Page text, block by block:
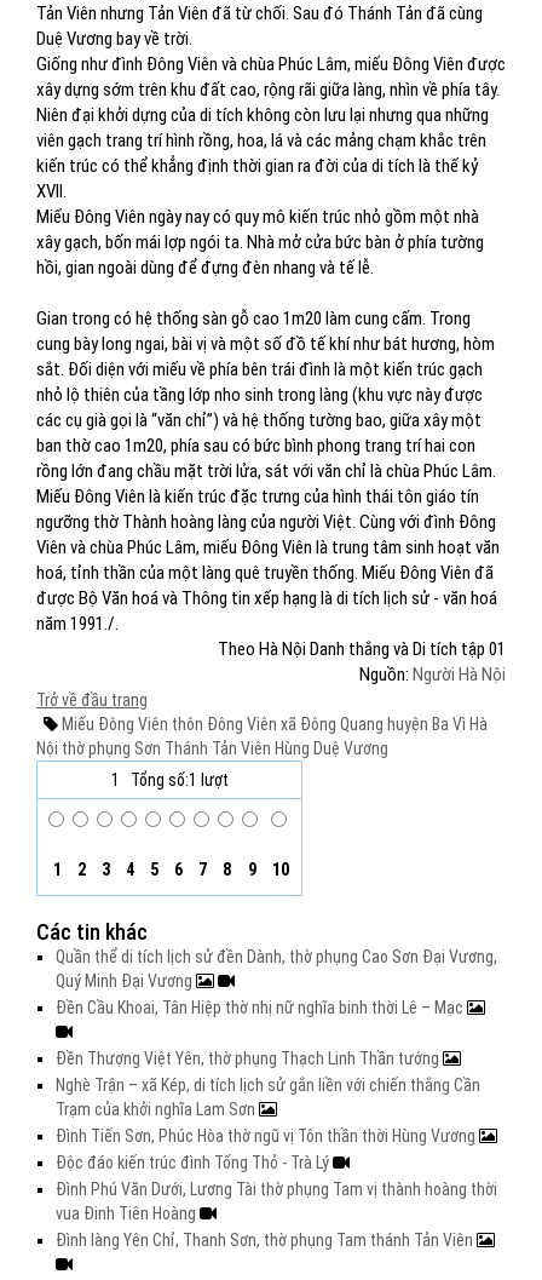
Tản Viên nhưng Tản Viên đã từ chối. Sau đó Thánh Tản đã cùng
Duệ Vương bay về trời.
Giống như đình Đông Viên và chùa Phúc Lâm, miếu Đông Viên được
xây dựng sớm trên khu đất cao, rộng rãi giữa làng, nhìn về phía tây.
Niên đại khởi dựng của di tích không còn lưu lại nhưng qua những
viên gạch trang trí hình rồng, hoa, lá và các mảng chạm khắc trên
kiến trúc có thể khẳng định thời gian ra đời của di tích là thế kỷ
XVII.
Miếu Đông Viên ngày nay có quy mô kiến trúc nhỏ gồm một nhà
xây gạch, bốn mái lợp ngói ta. Nhà mở cửa bức bàn ở phía tường
hồi, gian ngoài dùng để đựng đèn nhang và tế lễ.
Gian trong có hệ thống sàn gỗ cao 1m20 làm cung cấm. Trong
cung bày long ngai, bài vị và một số đồ tế khí như bát hương, hòm
sắt. Đối diện với miếu về phía bên trái đình là một kiến trúc gạch
nhỏ lộ thiên của tầng lớp nho sinh trong làng (khu vực này được
các cụ già gọi là “văn chỉ”) và hệ thống tường bao, giữa xây một
ban thờ cao 1m20, phía sau có bức bình phong trang trí hai con
rồng lớn đang chầu mặt trời lửa, sát với văn chỉ là chùa Phúc Lâm.
Miếu Đông Viên là kiến trúc đặc trưng của hình thái tôn giáo tín
ngưỡng thờ Thành hoàng làng của người Việt. Cùng với đình Đông
Viên và chùa Phúc Lâm, miếu Đông Viên là trung tâm sinh hoạt văn
hoá, tỉnh thần của một làng quê truyền thống. Miếu Đông Viên đã
được Bộ Văn hoá và Thông tin xếp hạng là di tích lịch sử - văn hoá
năm 1991./.
Theo Hà Nội Danh thắng và Di tích tập 01
Nguồn: Người Hà Nội
Trở về đầu trang
Miếu Đông Viên thôn Đông Viên xã Đông Quang huyện Ba Vì Hà
Nội thờ phụng Sơn Thánh Tản Viên Hùng Duệ Vương
1
Tổng số:1 lượt
1 2 3 4 5 6 7 8 9 10
Các tin khác
Quần thể di tích lịch sử đền Dành, thờ phụng Cao Sơn Đại Vương,
Quý Minh Đại Vương
Đền Cầu Khoai, Tân Hiệp thờ nhị nữ nghĩa binh thời Lê – Mạc
Đền Thượng Việt Yên, thờ phụng Thạch Linh Thần tướng
Nghè Trận – xã Kép, di tích lịch sử gắn liền với chiến thắng Cần
Trạm của khởi nghĩa Lam Sơn
Đình Tiến Sơn, Phúc Hòa thờ ngũ vị Tôn thần thời Hùng Vương
Độc đáo kiến trúc đình Tống Thỏ - Trà Lý
Đình Phú Văn Dưới, Lương Tài thờ phụng Tam vị thành hoàng thời
vua Đinh Tiên Hoàng
Đình làng Yên Chỉ, Thanh Sơn, thờ phụng Tam thánh Tản Viên